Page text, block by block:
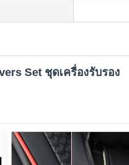
Set ชุดเครื่องรับรอง